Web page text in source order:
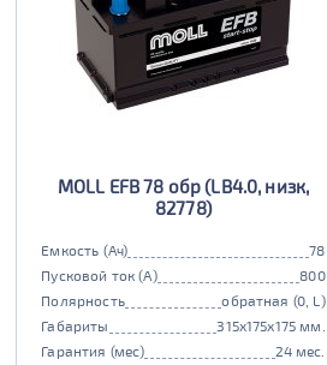
MOLL EFB 78 обр (LB4.0, низк,
82778)
Емкость (Ач)
78
Пусковой ток (А)
800
Полярность
обратная (0, L)
Габариты
315x175x175 мм.
Гарантия (мес)
24 мес.